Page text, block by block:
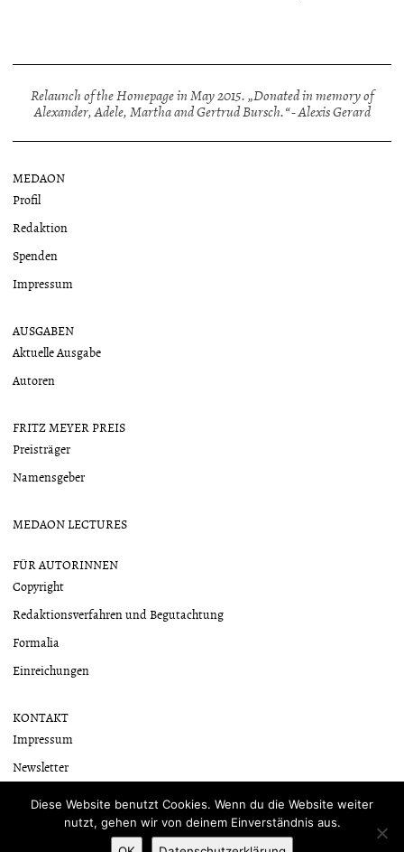
Relaunch of the Homepage in May 2015. „Donated in memory of
Alexander, Adele, Martha and Gertrud Bursch.“ - Alexis Gerard
MEDAON
Profil
Redaktion
Spenden
Impressum
AUSGABEN
Aktuelle Ausgabe
Autoren
FRITZ MEYER PREIS
Preisträger
Namensgeber
MEDAON LECTURES
FÜR AUTORINNEN
Copyright
Redaktionsverfahren und Begutachtung
Formalia
Einreichungen
KONTAKT
Impressum
Newsletter
Diese Website benutzt Cookies. Wenn du die Website weiter
nutzt, gehen wir von deinem Einverständnis aus.